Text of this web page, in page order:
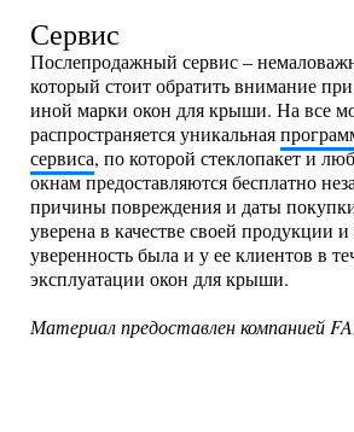
Сервис
Послепродажный сервис –
который стоит обратить внимание
иной марки окон для крыши. На все
распространяется уникальная
сервиса, по которой стеклопакет и
окнам предоставляются бесплатно
причины повреждения и даты
уверена в качестве своей продукции
уверенность была и у ее клиентов в
эксплуатации окон для крыши.
Материал предоставлен компанией